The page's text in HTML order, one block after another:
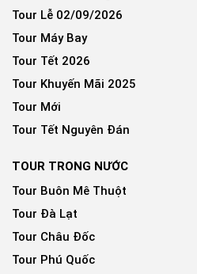
Tour Lễ 02/09/2026
Tour Máy Bay
Tour Tết 2026
Tour Khuyến Mãi 2025
Tour Mới
Tour Tết Nguyên Đán
TOUR TRONG NƯỚC
Tour Buôn Mê Thuột
Tour Đà Lạt
Tour Châu Đốc
Tour Phú Quốc